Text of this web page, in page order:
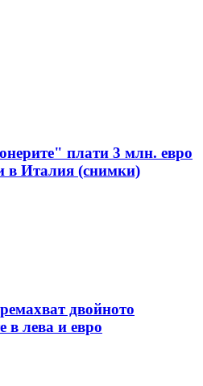
плати 3 млн. евро
в Италия (снимки)
двойното
в лева и евро